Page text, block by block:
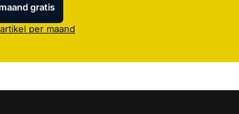
gratis
per maand